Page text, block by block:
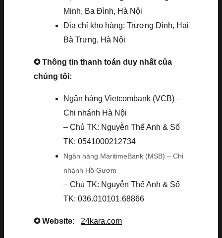
Minh, Ba Đình, Hà Nội
Địa chỉ kho hàng: Trương Định, Hai
Bà Trưng, Hà Nội
✪ Thông tin thanh toán duy nhất của
chúng tôi:
Ngân hàng Vietcombank (VCB) –
Chi nhánh Hà Nội
– Chủ TK: Nguyễn Thế Anh & Số
TK: 0541000212734
Ngân hàng MaritimeBank (MSB) – Chi
nhánh Hồ Gươm
– Chủ TK: Nguyễn Thế Anh & Số
TK: 036.010101.68866
✪ Website: 24kara.com